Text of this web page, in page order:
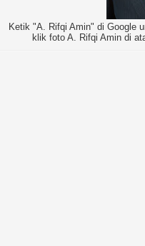
Ketik "A. Rifqi Amin" di Google
klik foto A. Rifqi Amin di